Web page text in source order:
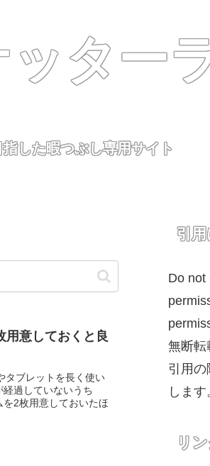
ター
した暇つぶし専用サイト
用意しておくと良
タブレットを長く使い
過していないうち
2枚用意しておいたほ
引
Do not
無断転
引用
します
リ